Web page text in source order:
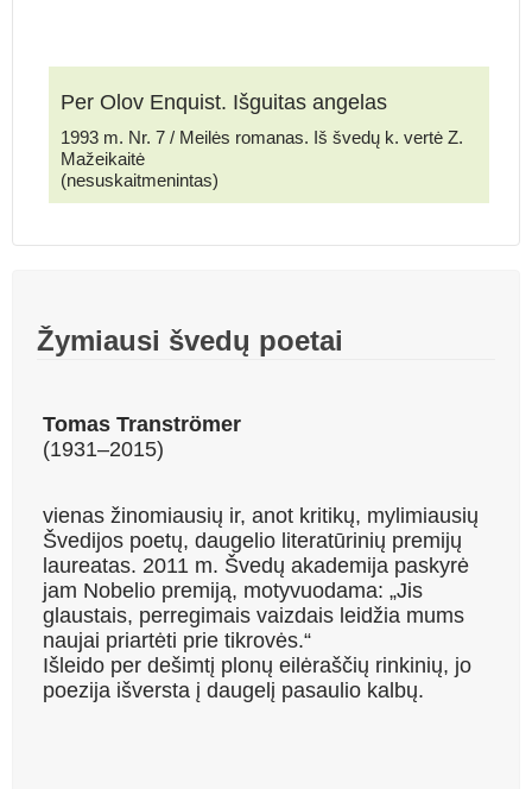
Per Olov Enquist. Išguitas angelas
1993 m. Nr. 7 / Meilės romanas. Iš švedų k. vertė Z.
Mažeikaitė
(nesuskaitmenintas)
Žymiausi švedų poetai
Tomas Tranströmer
(1931–2015)
vienas žinomiausių ir, anot kritikų, mylimiausių
Švedijos poetų, daugelio literatūrinių premijų
laureatas. 2011 m. Švedų akademija paskyrė
jam Nobelio premiją, motyvuodama: „Jis
glaustais, perregimais vaizdais leidžia mums
naujai priartėti prie tikrovės.“
Išleido per dešimtį plonų eilėraščių rinkinių, jo
poezija išversta į daugelį pasaulio kalbų.